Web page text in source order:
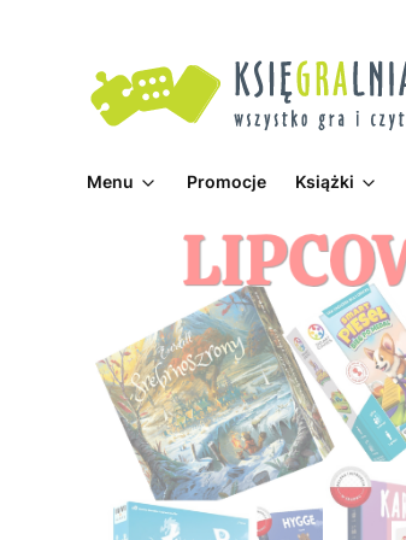
Menu Promocje Książki